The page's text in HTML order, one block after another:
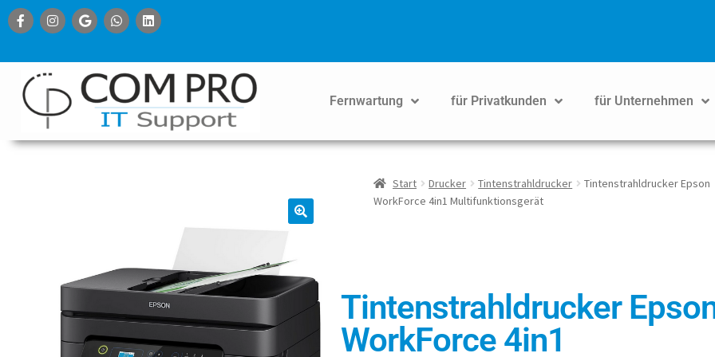
Fernwartung für Privatkunden für Unternehmen
Start Drucker Tintenstrahldrucker
Tintenstrahldrucker Epson
WorkForce 4in1 Multifunktionsgerät
Tintenstrahldrucker
WorkForce 4in1